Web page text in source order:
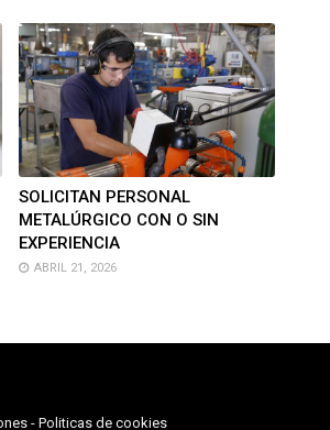
SOLICITAN PERSONAL
METALÚRGICO CON O SIN
EXPERIENCIA
ABRIL 21, 2026
- Politicas de cookies